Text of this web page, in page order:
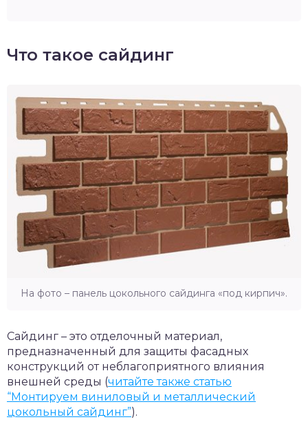
Что такое сайдинг
На фото – панель цокольного сайдинга «под кирпич».
Сайдинг – это отделочный материал,
предназначенный для защиты фасадных
конструкций от неблагоприятного влияния
внешней среды (читайте также статью
“Монтируем виниловый и металлический
цокольный сайдинг”).